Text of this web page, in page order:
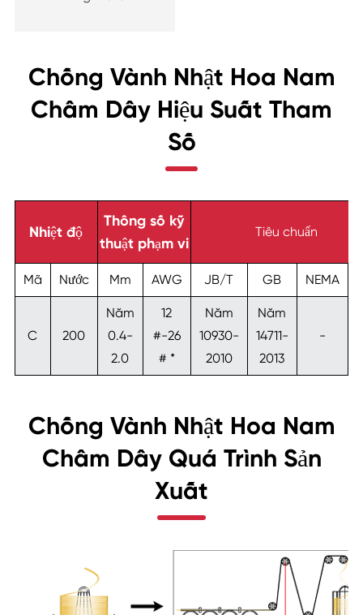
Chống Vành Nhật Hoa Nam
Châm Dây Hiệu Suất Tham
Số
Nhiệt độ
Thông số kỹ
thuật phạm vi
Tiêu chuẩn
Mã Nước Mm AWG JB/T GB NEMA
C 200
Năm
0.4-
2.0
12
#-26
# *
Năm
10930-
2010
Năm
14711-
2013
-
Chống Vành Nhật Hoa Nam
Châm Dây Quá Trình Sản
Xuất